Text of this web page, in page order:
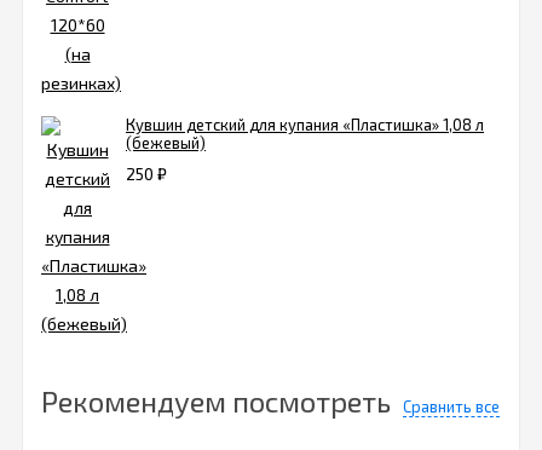
Кувшин детский для купания «Пластишка» 1,08 л
(бежевый)
250 ₽
Рекомендуем посмотреть Сравнить все